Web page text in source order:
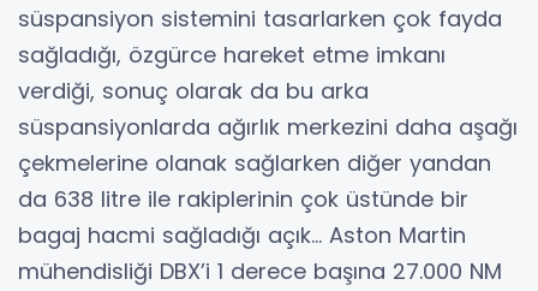
süspansiyon sistemini tasarlarken çok fayda
sağladığı, özgürce hareket etme imkanı
verdiği, sonuç olarak da bu arka
süspansiyonlarda ağırlık merkezini daha aşağı
çekmelerine olanak sağlarken diğer yandan
da 638 litre ile rakiplerinin çok üstünde bir
bagaj hacmi sağladığı açık... Aston Martin
mühendisliği DBX’i 1 derece başına 27.000 NM